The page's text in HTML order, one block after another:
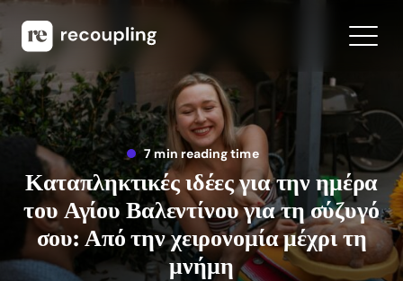
7 min reading time
Καταπληκτικές ιδέες για την ημέρα
του Αγίου Βαλεντίνου για τη σύζυγό
σου: Από την χειρονομία μέχρι τη
μνήμη